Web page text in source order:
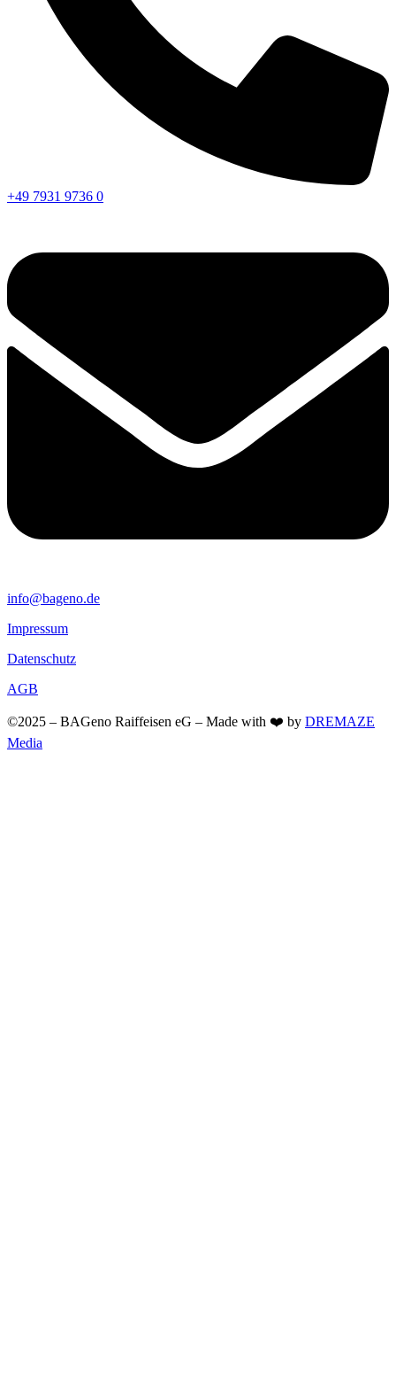
+49 7931 9736 0
info@bageno.de
Impressum
Datenschutz
AGB
©2025 – BAGeno Raiffeisen eG – Made with ❤️ by DREMAZE
Media